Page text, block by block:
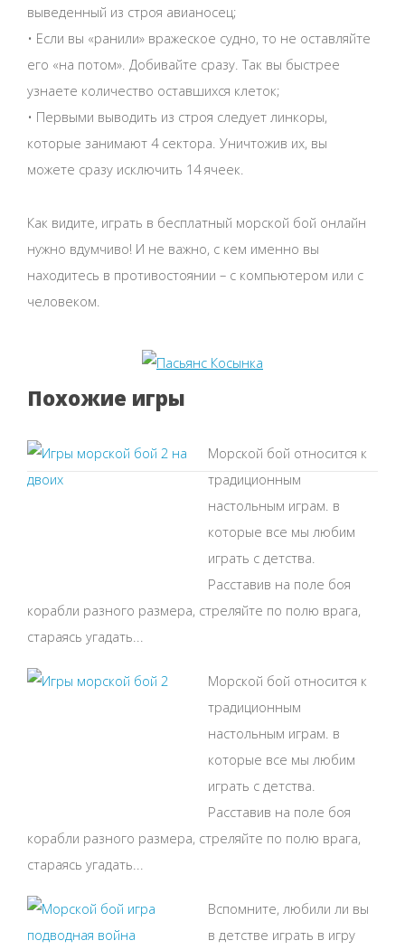
выведенный из строя авианосец;
• Если вы «ранили» вражеское судно, то не оставляйте
его «на потом». Добивайте сразу. Так вы быстрее
узнаете количество оставшихся клеток;
• Первыми выводить из строя следует линкоры,
которые занимают 4 сектора. Уничтожив их, вы
можете сразу исключить 14 ячеек.
Как видите, играть в бесплатный морской бой онлайн
нужно вдумчиво! И не важно, с кем именно вы
находитесь в противостоянии – с компьютером или с
человеком.
Похожие игры
Морской бой относится к
традиционным
настольным играм. в
которые все мы любим
играть с детства.
Расставив на поле боя
корабли разного размера, стреляйте по полю врага,
стараясь угадать...
Морской бой относится к
традиционным
настольным играм. в
которые все мы любим
играть с детства.
Расставив на поле боя
корабли разного размера, стреляйте по полю врага,
стараясь угадать...
Вспомните, любили ли вы
в детстве играть в игру